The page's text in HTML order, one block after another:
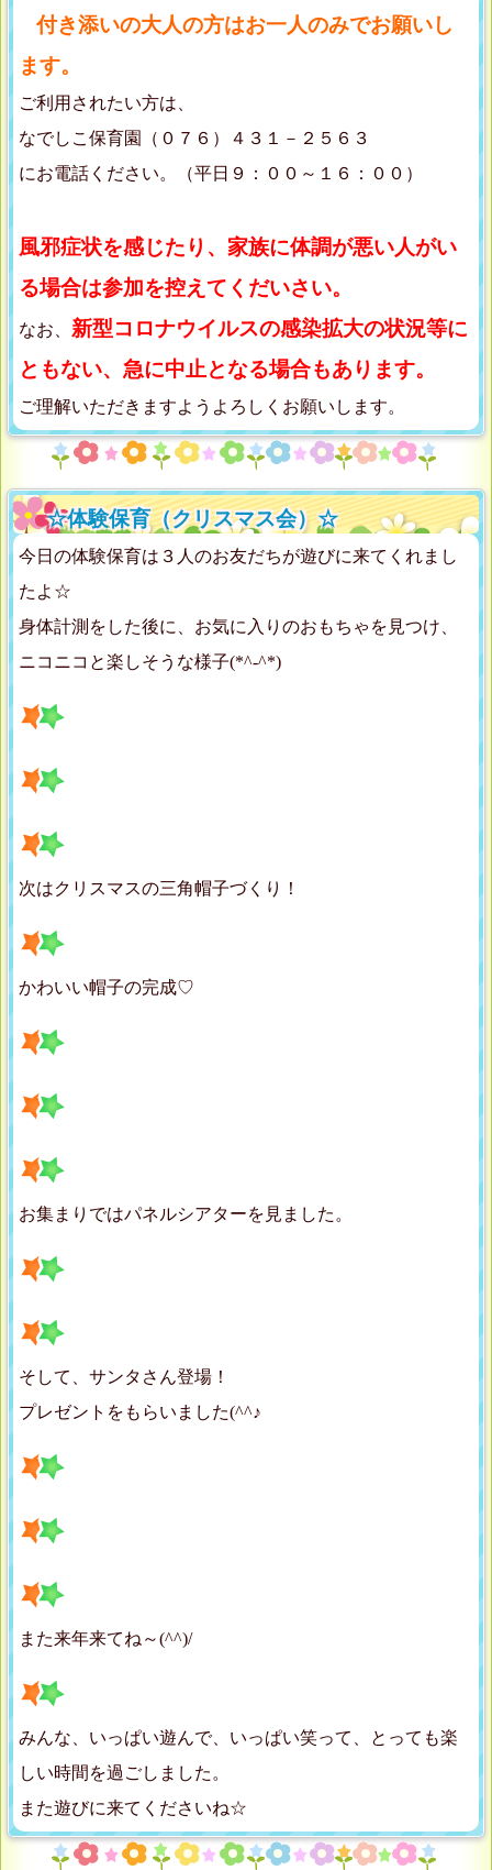
付き添いの大人の方はお一人のみでお願いし
ます。
ご利用されたい方は、
なでしこ保育園（０７６）４３１－２５６３
にお電話ください。（平日９：００～１６：００）
風邪症状を感じたり、家族に体調が悪い人がい
る場合は参加を控えてくだいさい。
なお、 新型コロナウイルスの感染拡大の状況等に
ともない、急に中止となる場合もあります。
ご理解いただきますようよろしくお願いします。
☆体験保育（クリスマス会）☆
今日の体験保育は３人のお友だちが遊びに来てくれまし
たよ☆
身体計測をした後に、お気に入りのおもちゃを見つけ、
ニコニコと楽しそうな様子(*^-^*)
次はクリスマスの三角帽子づくり！
かわいい帽子の完成♡
お集まりではパネルシアターを見ました。
そして、サンタさん登場！
プレゼントをもらいました(^^♪
また来年来てね～(^^)/
みんな、いっぱい遊んで、いっぱい笑って、とっても楽
しい時間を過ごしました。
また遊びに来てくださいね☆